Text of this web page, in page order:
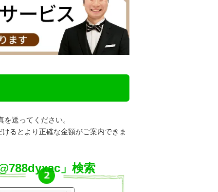
送ってください。
るとより正確な金額がご案内できま
」検索